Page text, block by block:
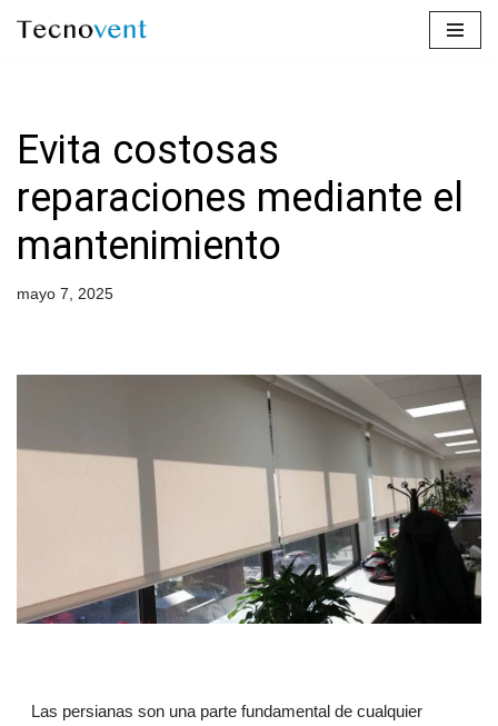
Evita costosas
reparaciones mediante el
mantenimiento
mayo 7, 2025
Las persianas son una parte fundamental de cualquier